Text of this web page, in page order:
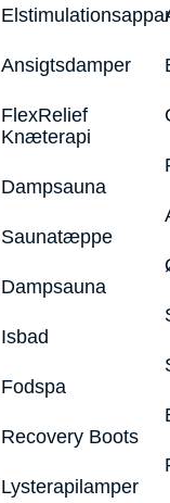
Ansigtsdamper
FlexRelief
Knæterapi
Dampsauna
Saunatæppe
Dampsauna
Isbad
Fodspa
Recovery Boots
Lysterapilamper